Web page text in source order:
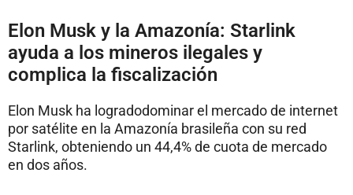
Elon Musk y la Amazonía: Starlink
ayuda a los mineros ilegales y
complica la fiscalización
Elon Musk ha logradodominar el mercado de internet
por satélite en la Amazonía brasileña con su red
Starlink, obteniendo un 44,4% de cuota de mercado
en dos años.